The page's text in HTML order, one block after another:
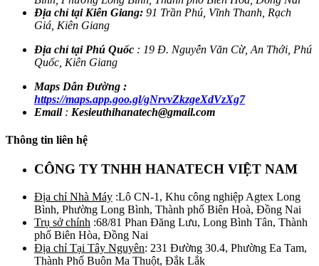
Địa chỉ tại Kiên Giang: 91 Trần Phú, Vĩnh Thanh, Rạch
Giá, Kiên Giang
Địa chỉ tại Phú Quốc : 19 Đ. Nguyễn Văn Cừ, An Thới, Phú
Quốc, Kiên Giang
Maps Dẫn Đường :
https://maps.app.goo.gl/gNrvvZkzgeXdVzXg7
Email : Kesieuthihanatech@gmail.com
Thông tin liên hệ
CÔNG TY TNHH HANATECH VIỆT NAM
Địa chỉ Nhà Máy :Lô CN-1, Khu công nghiệp Agtex Long
Bình, Phường Long Bình, Thành phố Biên Hoà, Đồng Nai
Trụ sở chính :68/81 Phan Đăng Lưu, Long Bình Tân, Thành
phố Biên Hòa, Đồng Nai
Địa chỉ Tại Tây Nguyên: 231 Đường 30.4, Phường Ea Tam,
Thành Phố Buôn Ma Thuột, Đắk Lắk